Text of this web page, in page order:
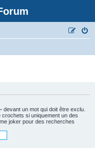
- devant un mot qui doit être exclu.
crochets si uniquement un des
joker pour des recherches